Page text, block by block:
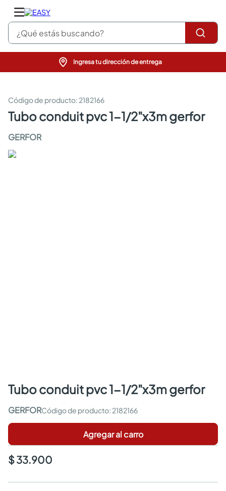
¿Qué estás buscando?
Ingresa tu dirección de entrega
: 2182166
tubo conduit pvc 1-1/2"x3m gerfor
GERFOR
tubo conduit pvc 1-1/2"x3m gerfor
GERFOR : 2182166
Agregar al carro
$ 33.900
pinturas
sanitarios
comedor
pisos
armarios closet